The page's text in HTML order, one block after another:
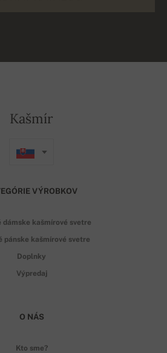
Kašmír
VÝROBKOV
dámske kašmírové svetre
pánske kašmírové svetre
Doplnky
Výpredaj
O NÁS
Kto sme?